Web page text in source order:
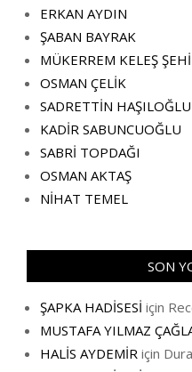
ERKAN AYDIN
ŞABAN BAYRAK
MÜKERREM KELEŞ
OSMAN ÇELİK
SADRETTİN HAŞILOĞLU
KADİR SABUNCUOĞLU
SABRİ TOPDAĞI
OSMAN AKTAŞ
NİHAT TEMEL
SON
ŞAPKA HADİSESİ için
MUSTAFA YILMAZ
HALİS AYDEMİR için